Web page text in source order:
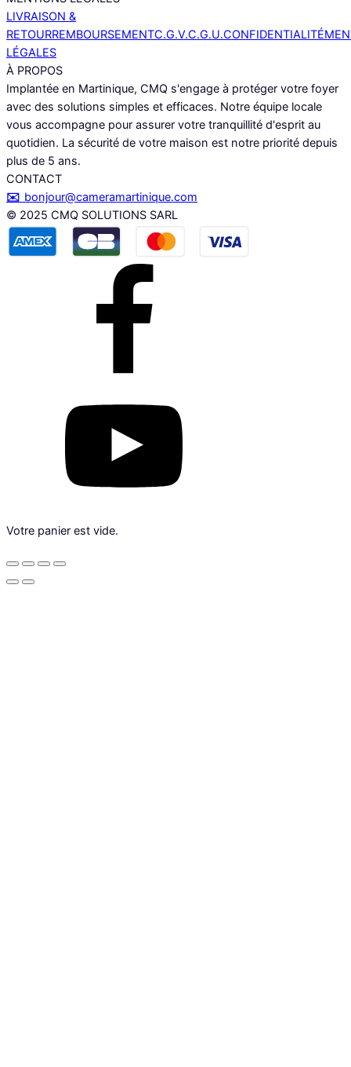
LIVRAISON &
RETOURREMBOURSEMENTC.G.V.C.G.U.CONFIDENTIALITÉ
LÉGALES
À PROPOS
Implantée en Martinique, CMQ s'engage à protéger votre foyer
avec des solutions simples et efficaces. Notre équipe locale
vous accompagne pour assurer votre tranquillité d'esprit au
quotidien. La sécurité de votre maison est notre priorité depuis
plus de 5 ans.
CONTACT
✉️ bonjour@cameramartinique.com
© 2025 CMQ SOLUTIONS SARL
Votre panier est vide.